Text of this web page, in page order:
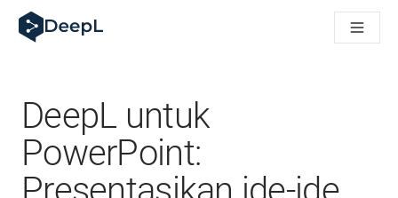
DeepL untuk agen AI
Translation Flow DeepL: Alur kerja baru yang didukung AI
Mengurai Makna Kepercayaan dalam AI bahasa perusahaan.
Sistem Evaluasi Mutu Terjemahan DeepL: Cara
Terjemahan teks berkualitas tinggi ke platform suara real-
Building an instantly accessible voice demo with DeepL
DeepL untuk
PowerPoint: